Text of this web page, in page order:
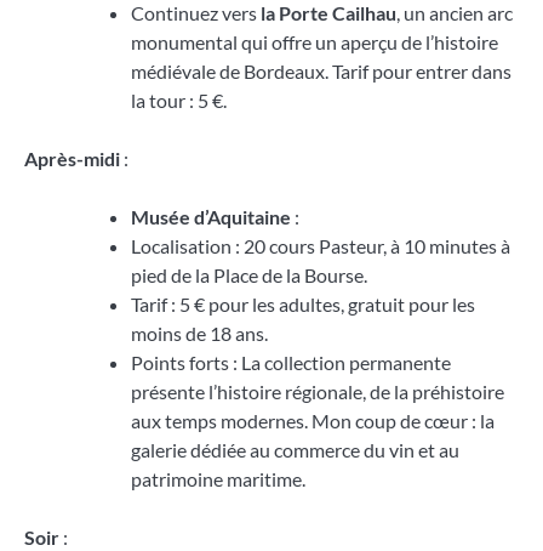
Continuez vers la Porte Cailhau, un ancien arc
monumental qui offre un aperçu de l’histoire
médiévale de Bordeaux. Tarif pour entrer dans
la tour : 5 €.
Après-midi :
Musée d’Aquitaine :
Localisation : 20 cours Pasteur, à 10 minutes à
pied de la Place de la Bourse.
Tarif : 5 € pour les adultes, gratuit pour les
moins de 18 ans.
Points forts : La collection permanente
présente l’histoire régionale, de la préhistoire
aux temps modernes. Mon coup de cœur : la
galerie dédiée au commerce du vin et au
patrimoine maritime.
Soir :